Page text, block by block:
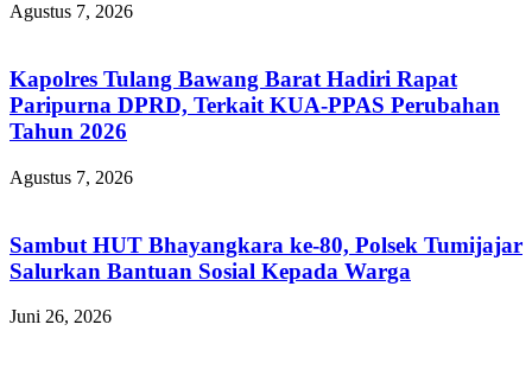
Agustus 7, 2026
Kapolres Tulang Bawang Barat Hadiri Rapat
Paripurna DPRD, Terkait KUA-PPAS Perubahan
Tahun 2026
Agustus 7, 2026
Sambut HUT Bhayangkara ke-80, Polsek Tumijajar
Salurkan Bantuan Sosial Kepada Warga
Juni 26, 2026